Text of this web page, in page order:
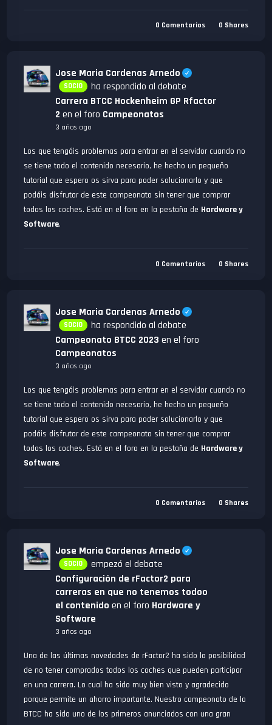
0 Comentarios 0 Shares
Jose Maria Cardenas Arnedo
SOCIO
ha respondido al debate
Carrera BTCC Hockenheim GP Rfactor
2 en el foro Campeonatos
3 años ago
Los que tengáis problemas para entrar en el servidor cuando no
se tiene todo el contenido necesario, he hecho un pequeño
tutorial que espero os sirva para poder solucionarlo y que
podáis disfrutar de este campeonato sin tener que comprar
todos los coches. Está en el foro en la pestaña de Hardware y
Software.
0 Comentarios 0 Shares
Jose Maria Cardenas Arnedo
SOCIO
ha respondido al debate
Campeonato BTCC 2023 en el foro
Campeonatos
3 años ago
Los que tengáis problemas para entrar en el servidor cuando no
se tiene todo el contenido necesario, he hecho un pequeño
tutorial que espero os sirva para poder solucionarlo y que
podáis disfrutar de este campeonato sin tener que comprar
todos los coches. Está en el foro en la pestaña de Hardware y
Software.
0 Comentarios 0 Shares
Jose Maria Cardenas Arnedo
SOCIO
empezó el debate
Configuración de rFactor2 para
carreras en que no tenemos todoo
el contenido en el foro Hardware y
Software
3 años ago
Una de las últimas novedades de rFactor2 ha sido la posibilidad
de no tener comprados todos los coches que pueden participar
en una carrera. Lo cual ha sido muy bien visto y agradecido
porque permite un ahorro importante. Nuestro campeonato de la
BTCC ha sido uno de los primeros anunciados con una gran